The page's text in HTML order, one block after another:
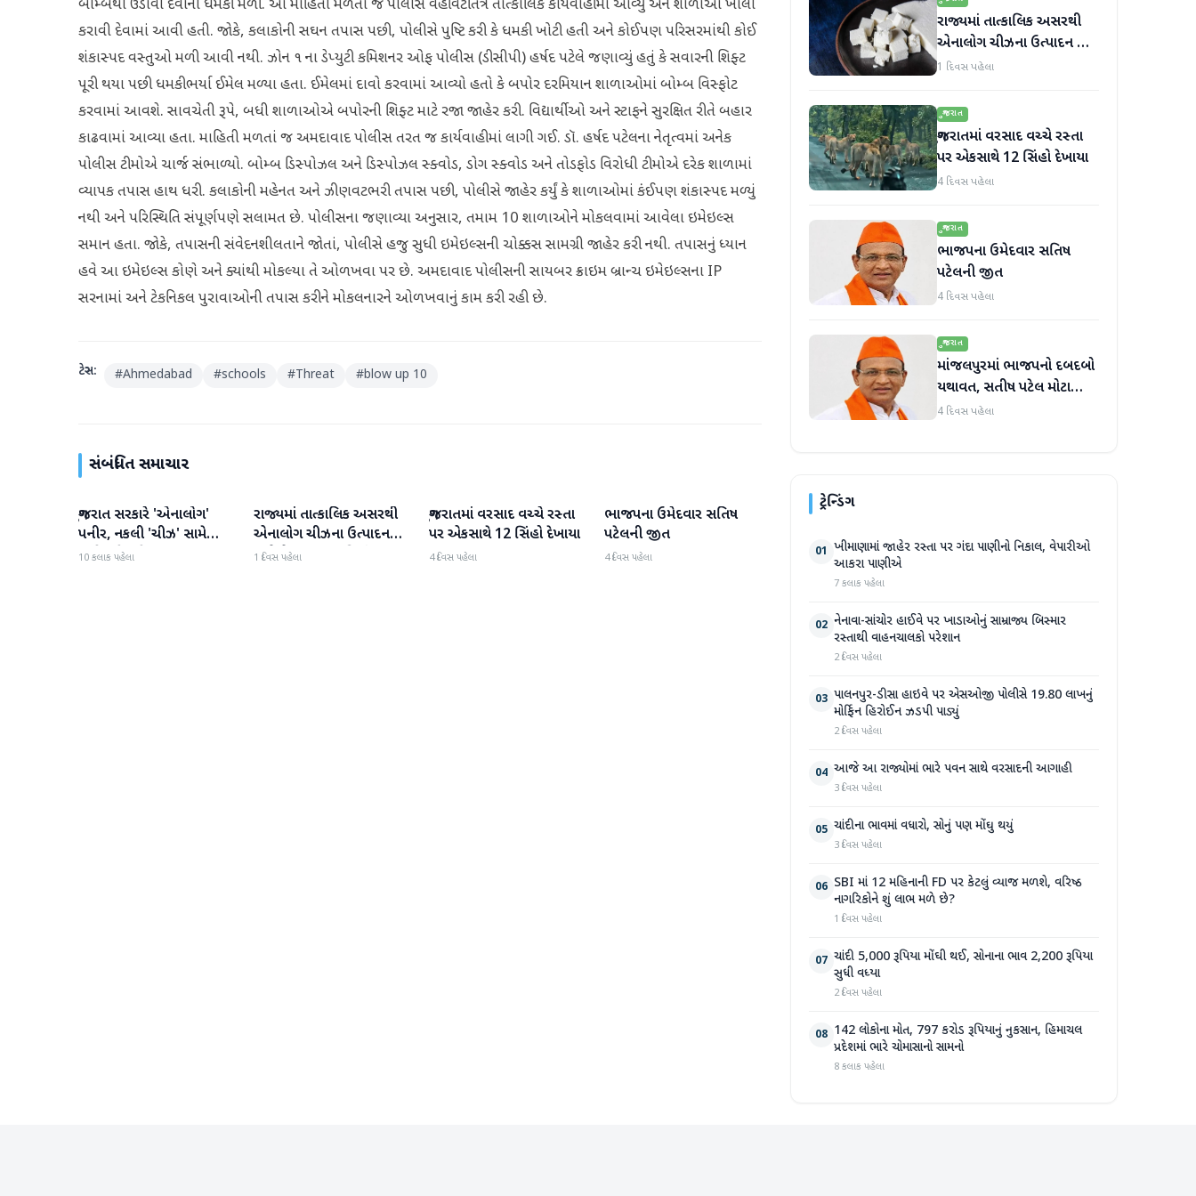
બોમ્બથી ઉડાવી દેવાની ધમકી મળી. આ માહિતી મળતાં જ પોલીસ વહીવટીતંત્ર તાત્કાલિક કાર્યવાહીમાં આવ્યું અને શાળાઓ ખાલી
કરાવી દેવામાં આવી હતી. જોકે, કલાકોની સઘન તપાસ પછી, પોલીસે પુષ્ટિ કરી કે ધમકી ખોટી હતી અને કોઈપણ પરિસરમાંથી કોઈ
શંકાસ્પદ વસ્તુઓ મળી આવી નથી. ઝોન ૧ ના ડેપ્યુટી કમિશનર ઓફ પોલીસ (ડીસીપી) હર્ષદ પટેલે જણાવ્યું હતું કે સવારની શિફ્ટ
પૂરી થયા પછી ધમકીભર્યા ઈમેલ મળ્યા હતા. ઈમેલમાં દાવો કરવામાં આવ્યો હતો કે બપોર દરમિયાન શાળાઓમાં બોમ્બ વિસ્ફોટ
કરવામાં આવશે. સાવચેતી રૂપે, બધી શાળાઓએ બપોરની શિફ્ટ માટે રજા જાહેર કરી. વિદ્યાર્થીઓ અને સ્ટાફને સુરક્ષિત રીતે બહાર
કાઢવામાં આવ્યા હતા. માહિતી મળતાં જ અમદાવાદ પોલીસ તરત જ કાર્યવાહીમાં લાગી ગઈ. ડૉ. હર્ષદ પટેલના નેતૃત્વમાં અનેક
પોલીસ ટીમોએ ચાર્જ સંભાળ્યો. બોમ્બ ડિસ્પોઝલ અને ડિસ્પોઝલ સ્ક્વોડ, ડોગ સ્ક્વોડ અને તોડફોડ વિરોધી ટીમોએ દરેક શાળામાં
વ્યાપક તપાસ હાથ ધરી. કલાકોની મહેનત અને ઝીણવટભરી તપાસ પછી, પોલીસે જાહેર કર્યું કે શાળાઓમાં કંઈપણ શંકાસ્પદ મળ્યું
નથી અને પરિસ્થિતિ સંપૂર્ણપણે સલામત છે. પોલીસના જણાવ્યા અનુસાર, તમામ 10 શાળાઓને મોકલવામાં આવેલા ઇમેઇલ્સ
સમાન હતા. જોકે, તપાસની સંવેદનશીલતાને જોતાં, પોલીસે હજુ સુધી ઇમેઇલ્સની ચોક્કસ સામગ્રી જાહેર કરી નથી. તપાસનું ધ્યાન
હવે આ ઇમેઇલ્સ કોણે અને ક્યાંથી મોકલ્યા તે ઓળખવા પર છે. અમદાવાદ પોલીસની સાયબર ક્રાઇમ બ્રાન્ચ ઇમેઇલ્સના IP
સરનામાં અને ટેકનિકલ પુરાવાઓની તપાસ કરીને મોકલનારને ઓળખવાનું કામ કરી રહી છે.
ટેગ્સ: #Ahmedabad #schools #Threat #blow up 10
સંબંધિત સમાચાર
ગુજરાત
ગુજરાત સરકારે 'એનાલોગ'
પનીર, નકલી 'ચીઝ' સામે
કાર્યવાહી કરી
10 કલાક પહેલા
ગુજરાત
રાજ્યમાં તાત્કાલિક અસરથી
એનાલોગ ચીઝના ઉત્પાદન
અને વેચાણ પર પ્રતિબંધ.
1 દિવસ પહેલા
ગુજરાત
ગુજરાતમાં વરસાદ વચ્ચે રસ્તા
પર એકસાથે 12 સિંહો દેખાયા
4 દિવસ પહેલા
ગુજરાત
ભાજપના ઉમેદવાર સતિષ
પટેલની જીત
4 દિવસ પહેલા
રાજ્યમાં તાત્કાલિક અસરથી
એનાલોગ ચીઝના ઉત્પાદન અને
વેચાણ પર પ્રતિબંધ.
1 દિવસ પહેલા
ગુજરાત
ગુજરાતમાં વરસાદ વચ્ચે રસ્તા
પર એકસાથે 12 સિંહો દેખાયા
4 દિવસ પહેલા
ગુજરાત
ભાજપના ઉમેદવાર સતિષ
પટેલની જીત
4 દિવસ પહેલા
ગુજરાત
માંજલપુરમાં ભાજપનો દબદબો
યથાવત, સતીષ પટેલ મોટા
માર્જિનથી આગળ
4 દિવસ પહેલા
ટ્રેન્ડિંગ
01 ખીમાણામાં જાહેર રસ્તા પર ગંદા પાણીનો નિકાલ, વેપારીઓ
આકરા પાણીએ
7 કલાક પહેલા
02 નેનાવા-સાંચોર હાઈવે પર ખાડાઓનું સામ્રાજ્ય બિસ્માર
રસ્તાથી વાહનચાલકો પરેશાન
2 દિવસ પહેલા
03 પાલનપુર-ડીસા હાઇવે પર એસઓજી પોલીસે 19.80 લાખનું
મોર્ફિન હિરોઈન ઝડપી પાડ્યું
2 દિવસ પહેલા
04 આજે આ રાજ્યોમાં ભારે પવન સાથે વરસાદની આગાહી
3 દિવસ પહેલા
05 ચાંદીના ભાવમાં વધારો, સોનું પણ મોંઘુ થયું
3 દિવસ પહેલા
06 SBI માં 12 મહિનાની FD પર કેટલું વ્યાજ મળશે, વરિષ્ઠ
નાગરિકોને શું લાભ મળે છે?
1 દિવસ પહેલા
07 ચાંદી 5,000 રૂપિયા મોંઘી થઈ, સોનાના ભાવ 2,200 રૂપિયા
સુધી વધ્યા
2 દિવસ પહેલા
08 142 લોકોના મોત, 797 કરોડ રૂપિયાનું નુકસાન, હિમાચલ
પ્રદેશમાં ભારે ચોમાસાનો સામનો
8 કલાક પહેલા